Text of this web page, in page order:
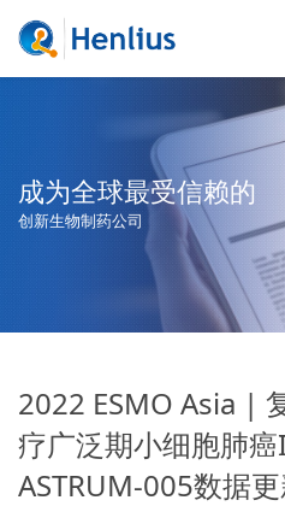
成为全球最受信赖的
创新生物制药公司
2022 ESMO Asia |
疗广泛期小细胞肺
ASTRUM-005数据